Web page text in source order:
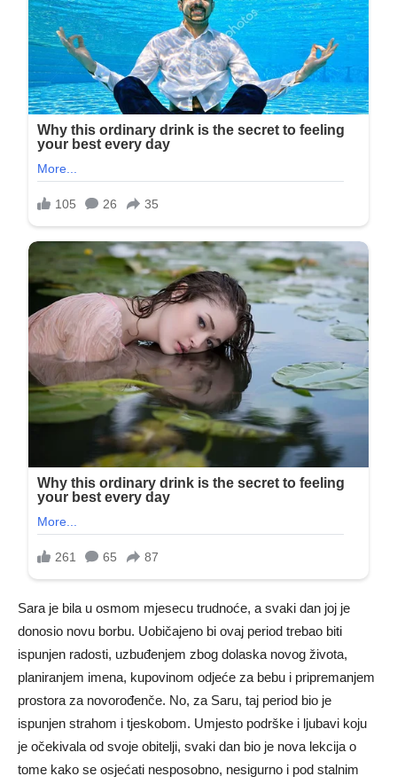
Sara je bila u osmom mjesecu trudnoće, a svaki dan joj je
donosio novu borbu. Uobičajeno bi ovaj period trebao biti
ispunjen radosti, uzbuđenjem zbog dolaska novog života,
planiranjem imena, kupovinom odjeće za bebu i pripremanjem
prostora za novorođenče. No, za Saru, taj period bio je
ispunjen strahom i tjeskobom. Umjesto podrške i ljubavi koju
je očekivala od svoje obitelji, svaki dan bio je nova lekcija o
tome kako se osjećati nesposobno, nesigurno i pod stalnim